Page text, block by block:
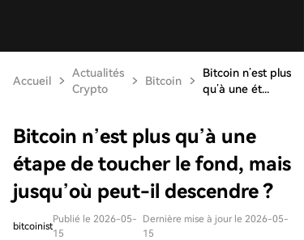
Accueil
Actualités
Crypto
Bitcoin
Bitcoin n’est plus
qu’à une ét...
Bitcoin n’est plus qu’à une
étape de toucher le fond, mais
jusqu’où peut-il descendre ?
bitcoinist
Publié le 2026-05-
15
Dernière mise à jour le 2026-05-
15